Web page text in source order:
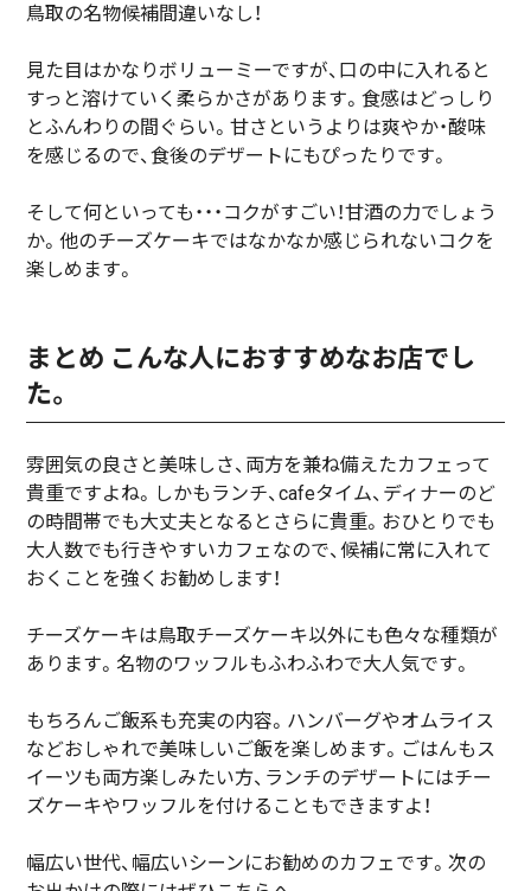
鳥取の名物候補間違いなし！
見た目はかなりボリューミーですが、口の中に入れると
すっと溶けていく柔らかさがあります。食感はどっしり
とふんわりの間ぐらい。甘さというよりは爽やか・酸味
を感じるので、食後のデザートにもぴったりです。
そして何といっても・・・コクがすごい！甘酒の力でしょう
か。他のチーズケーキではなかなか感じられないコクを
楽しめます。
まとめ こんな人におすすめなお店でし
た。
雰囲気の良さと美味しさ、両方を兼ね備えたカフェって
貴重ですよね。しかもランチ、cafeタイム、ディナーのど
の時間帯でも大丈夫となるとさらに貴重。おひとりでも
大人数でも行きやすいカフェなので、候補に常に入れて
おくことを強くお勧めします！
チーズケーキは鳥取チーズケーキ以外にも色々な種類が
あります。名物のワッフルもふわふわで大人気です。
もちろんご飯系も充実の内容。ハンバーグやオムライス
などおしゃれで美味しいご飯を楽しめます。ごはんもス
イーツも両方楽しみたい方、ランチのデザートにはチー
ズケーキやワッフルを付けることもできますよ！
幅広い世代、幅広いシーンにお勧めのカフェです。次の